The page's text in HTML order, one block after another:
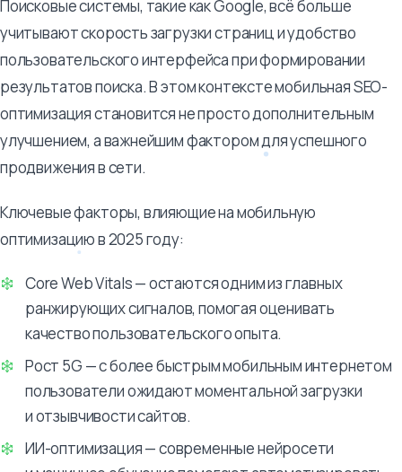
Поисковые системы, такие как Google, всё больше
учитывают скорость загрузки страниц и удобство
пользовательского интерфейса при формировании
результатов поиска. В этом контексте мобильная SEO-
оптимизация становится не просто дополнительным
улучшением, а важнейшим фактором для успешного
продвижения в сети.
Ключевые факторы, влияющие на мобильную
оптимизацию в 2025 году:
Core Web Vitals — остаются одним из главных
ранжирующих сигналов, помогая оценивать
качество пользовательского опыта.
Рост 5G — с более быстрым мобильным интернетом
пользователи ожидают моментальной загрузки
и отзывчивости сайтов.
ИИ-оптимизация — современные нейросети